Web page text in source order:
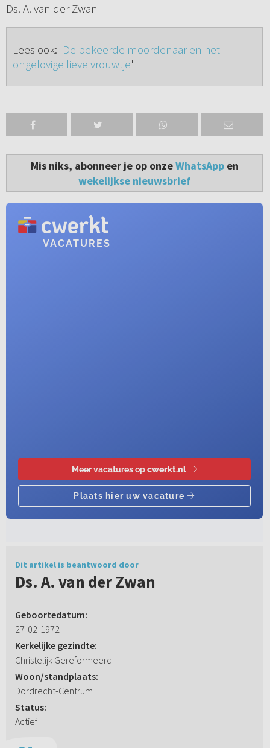
Ds. A. van der Zwan
Lees ook: 'De bekeerde moordenaar en het
ongelovige lieve vrouwtje'
Mis niks, abonneer je op onzeWhatsAppen
wekelijkse nieuwsbrief
Dit artikel is beantwoord door
Ds. A. van der Zwan
Geboortedatum:
27-02-1972
Kerkelijke gezindte:
Christelijk Gereformeerd
Woon/standplaats:
Dordrecht-Centrum
Status:
Actief